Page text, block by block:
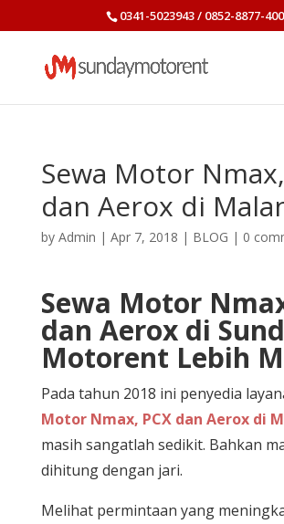
0341-5023943 / 0852-8877-
Sewa Motor
dan Aerox di
by Admin | Apr 7, 2018 | BLOG | 0
Sewa Motor
dan Aerox di
Motorent Lebih
Pada tahun 2018 ini penyedia
Motor Nmax, PCX dan Aerox di
masih sangatlah sedikit. Bahkan
dihitung dengan jari.
Melihat permintaan yang